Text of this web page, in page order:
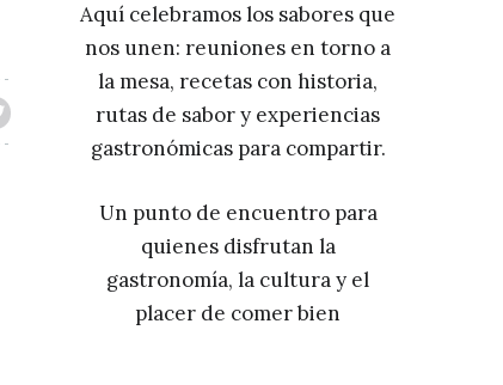
Aquí celebramos los sabores que
nos unen: reuniones en torno a
la mesa, recetas con historia,
rutas de sabor y experiencias
gastronómicas para compartir.
Un punto de encuentro para
quienes disfrutan la
gastronomía, la cultura y el
placer de comer bien